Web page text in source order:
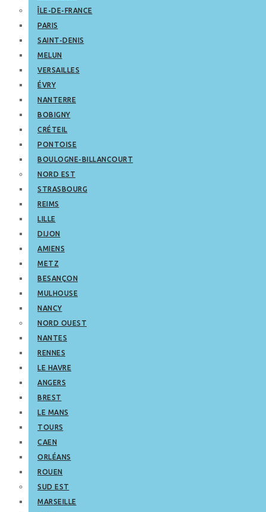
ÎLE-DE-FRANCE
PARIS
SAINT-DENIS
MELUN
VERSAILLES
ÉVRY
NANTERRE
BOBIGNY
CRÉTEIL
PONTOISE
BOULOGNE-BILLANCOURT
NORD EST
STRASBOURG
REIMS
LILLE
DIJON
AMIENS
METZ
BESANÇON
MULHOUSE
NANCY
NORD OUEST
NANTES
RENNES
LE HAVRE
ANGERS
BREST
LE MANS
TOURS
CAEN
ORLÉANS
ROUEN
SUD EST
MARSEILLE